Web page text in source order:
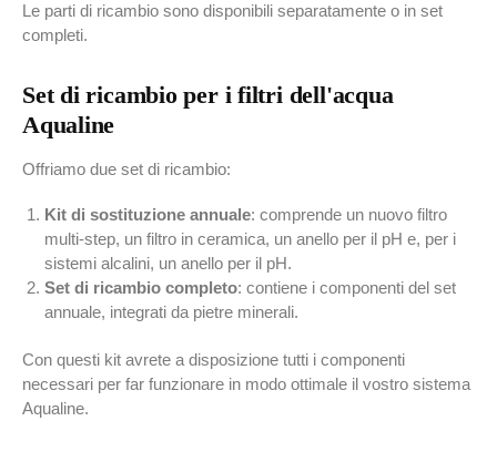
Le parti di ricambio sono disponibili separatamente o in set
completi.
Set di ricambio per i filtri dell'acqua
Aqualine
Offriamo due set di ricambio:
Kit di sostituzione annuale: comprende un nuovo filtro
multi-step, un filtro in ceramica, un anello per il pH e, per i
sistemi alcalini, un anello per il pH.
Set di ricambio completo: contiene i componenti del set
annuale, integrati da pietre minerali.
Con questi kit avrete a disposizione tutti i componenti
necessari per far funzionare in modo ottimale il vostro sistema
Aqualine.